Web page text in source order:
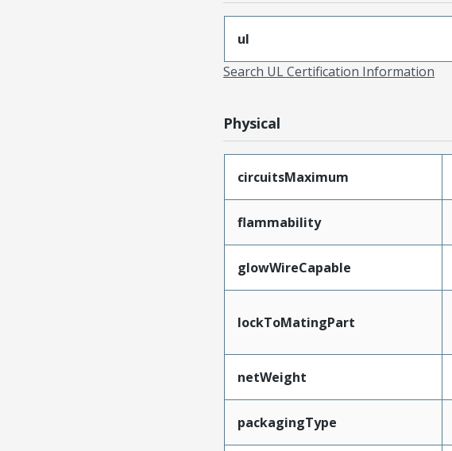
ul
Search UL Certification Information
Physical
circuitsMaximum
flammability
glowWireCapable
lockToMatingPart
netWeight
packagingType